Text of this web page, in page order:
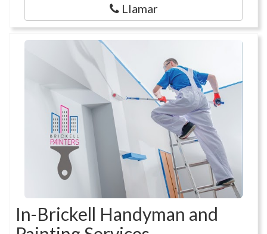
Llamar
In-Brickell Handyman and